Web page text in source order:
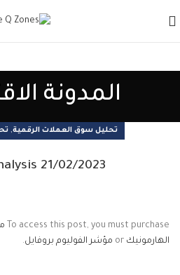
المدونة
تحليل سوق العملات الرقمية,
21/02/2023
To access this post, you must purchase
الهارمونيك
مؤشر الفوليوم بروفايل.